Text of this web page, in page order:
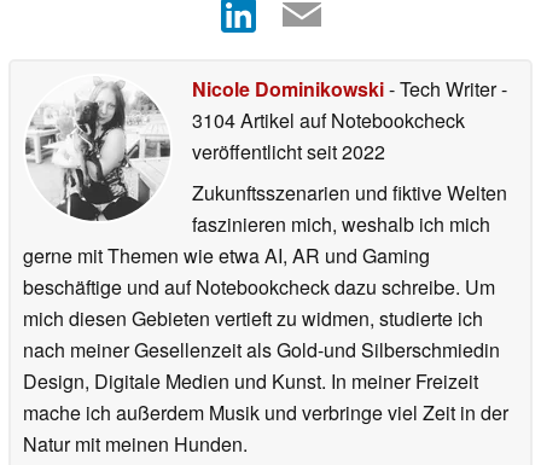
Nicole Dominikowski- Tech Writer-
3104 Artikel auf Notebookcheck
veröffentlichtseit 2022
Zukunftsszenarien und fiktive Welten
faszinieren mich, weshalb ich mich
gerne mit Themen wie etwa AI, AR und Gaming
beschäftige und auf Notebookcheck dazu schreibe. Um
mich diesen Gebieten vertieft zu widmen, studierte ich
nach meiner Gesellenzeit als Gold-und Silberschmiedin
Design, Digitale Medien und Kunst. In meiner Freizeit
mache ich außerdem Musik und verbringe viel Zeit in der
Natur mit meinen Hunden.